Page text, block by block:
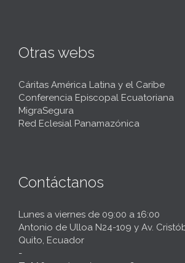
Otras webs
Cáritas América Latina y el Caribe
Conferencia Episcopal Ecuatoriana
MigraSegura
Red Eclesial Panamazónica
Contáctanos
Lunes a viernes de 09:00 a 16:00
Antonio de Ulloa N24-109 y Av.
Quito, Ecuador
-